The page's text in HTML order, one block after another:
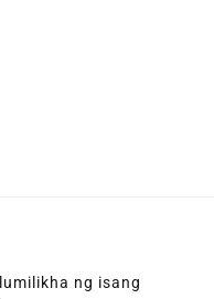
ng isang